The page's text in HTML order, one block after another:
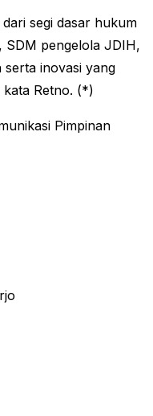
segi dasar hukum
SDM pengelola JDIH,
serta inovasi yang
Retno. (*)
Pimpinan